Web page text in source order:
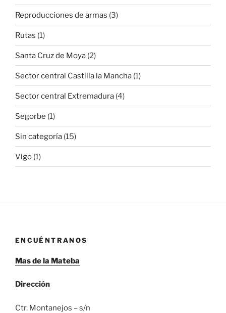
Reproducciones de armas (3)
Rutas (1)
Santa Cruz de Moya (2)
Sector central Castilla la Mancha (1)
Sector central Extremadura (4)
Segorbe (1)
Sin categoría (15)
Vigo (1)
ENCUÉNTRANOS
Mas de la Mateba
Dirección
Ctr. Montanejos – s/n